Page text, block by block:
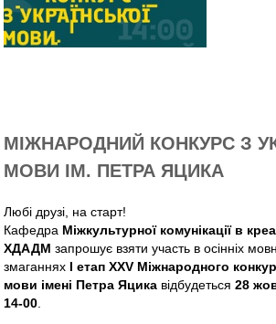
МІЖНАРОДНИЙ КОНКУРС З
МОВИ ІМ. ПЕТРА ЯЦИКА
Любі друзі, на старт!
Кафедра Міжкультурної комунікації в
ХДАДМ запрошує взяти участь в осінніх
змаганнях І етап ХХV Міжнародного
мови імені Петра Яцика відбудеться28
14-00.